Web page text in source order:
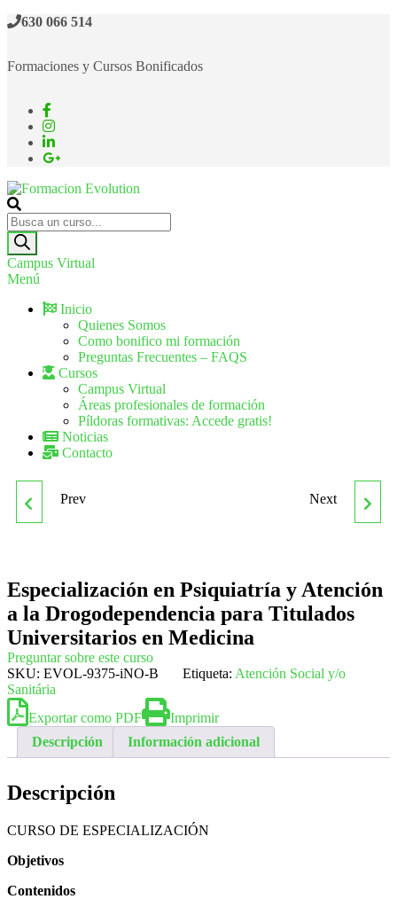
630 066 514
Formaciones y Cursos Bonificados
Formacion Evolution
Cursos de formación continua
Campus Virtual
Menú
Inicio
Quienes Somos
Como bonifico mi formación
Preguntas Frecuentes – FAQS
Cursos
Campus Virtual
Áreas profesionales de formación
Píldoras formativas: Accede gratis!
Noticias
Contacto
ESPECIALISTA TIC EN
VIDEOJUEGOS CON
HTML5 + JAVASCRIPT +
CSS3
Prev EXPERTO EN ATENCIÓN
NECESIDADES
EDUCATIVAS
ESPECIALES EN
CENTROS ESCOLARES
Next
Especialización en Psiquiatría y Atención
a la Drogodependencia para Titulados
Universitarios en Medicina
Preguntar sobre este curso
SKU: EVOL-9375-iNO-B Etiqueta: Atención Social y/o
Sanitária
Exportar como PDF
Imprimir
Descripción
Información adicional
Descripción
CURSO DE ESPECIALIZACIÓN
Objetivos
Contenidos